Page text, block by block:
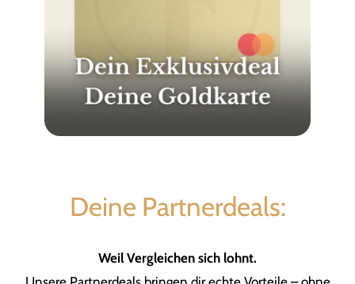
Deine Partnerdeals:
Weil Vergleichen sich lohnt.